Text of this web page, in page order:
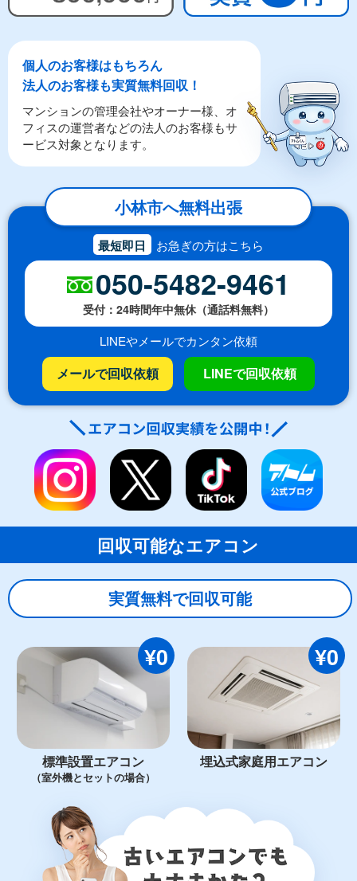
個人のお客様はもちろん
法人のお客様も実質無料回収！
マンションの管理会社やオーナー様、オ
フィスの運営者などの法人のお客様もサ
ービス対象となります。
小林市へ無料出張
最短即日 お急ぎの方はこちら
050-5482-9461
受付：24時間年中無休（通話料無料）
LINEやメールでカンタン依頼
メールで回収依頼 LINEで回収依頼
回収可能なエアコン
実質無料で回収可能
¥0
標準設置エアコン
（室外機とセットの場合）
¥0
埋込式家庭用エアコン